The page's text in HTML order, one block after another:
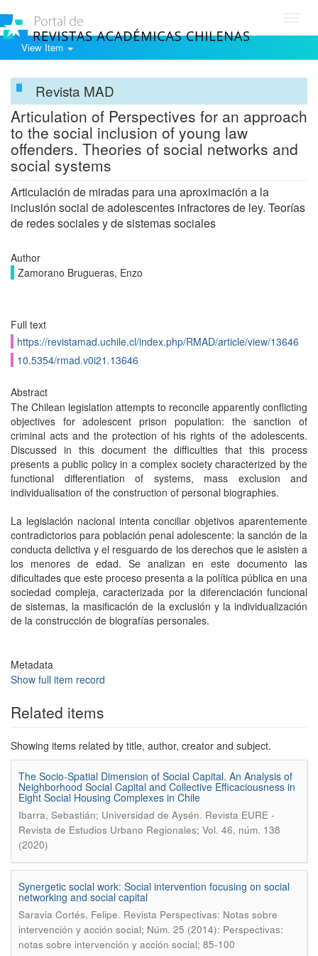
View Item
Revista MAD
Articulation of Perspectives for an approach
to the social inclusion of young law
offenders. Theories of social networks and
social systems
Articulación de miradas para una aproximación a la
inclusión social de adolescentes infractores de ley. Teorías
de redes sociales y de sistemas sociales
Author
Zamorano Brugueras, Enzo
Full text
https://revistamad.uchile.cl/index.php/RMAD/article/view/13646
10.5354/rmad.v0i21.13646
Abstract
The Chilean legislation attempts to reconcile apparently conflicting
objectives for adolescent prison population: the sanction of
criminal acts and the protection of his rights of the adolescents.
Discussed in this document the difficulties that this process
presents a public policy in a complex society characterized by the
functional differentiation of systems, mass exclusion and
individualisation of the construction of personal biographies.
La legislación nacional intenta conciliar objetivos aparentemente
contradictorios para población penal adolescente: la sanción de la
conducta delictiva y el resguardo de los derechos que le asisten a
los menores de edad. Se analizan en este documento las
dificultades que este proceso presenta a la política pública en una
sociedad compleja, caracterizada por la diferenciación funcional
de sistemas, la masificación de la exclusión y la individualización
de la construcción de biografías personales.
Metadata
Show full item record
Related items
Showing items related by title, author, creator and subject.
The Socio-Spatial Dimension of Social Capital. An Analysis of
Neighborhood Social Capital and Collective Efficaciousness in
Eight Social Housing Complexes in Chile
Ibarra, Sebastián; Universidad de Aysén. Revista EURE -
Revista de Estudios Urbano Regionales; Vol. 46, núm. 138
(2020)
Synergetic social work: Social intervention focusing on social
networking and social capital
Saravia Cortés, Felipe. Revista Perspectivas: Notas sobre
intervención y acción social; Núm. 25 (2014): Perspectivas:
notas sobre intervención y acción social; 85-100